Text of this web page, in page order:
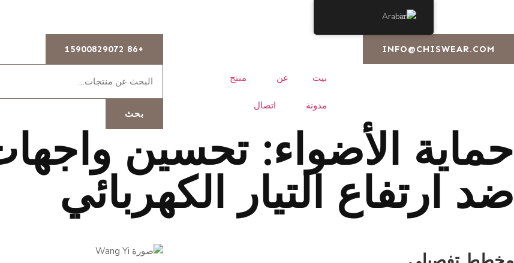
INFO@CHISWEAR.COM
+86 15900829072
بيت عن منتج
مدونة اتصال
بحث
ضد ارتفاع التيار الكهربائي
Arabic